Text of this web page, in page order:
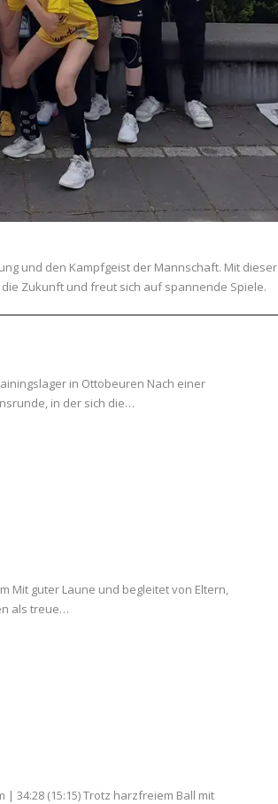
und den Kampfgeist der Mannschaft. Mit dieser
Zukunft und freut sich auf spannende Spiele.
in Ottobeuren Nach einer
in der sich die…
Mit guter Laune und begleitet von Eltern,
als treue…
| 34:28 (15:15) Trotz harzfreiem Ball mit